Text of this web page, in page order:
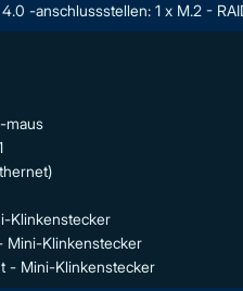
-anschlussstellen: 1 x M.2 -
maus
Klinkenstecker
Mini-Klinkenstecker
- Mini-Klinkenstecker